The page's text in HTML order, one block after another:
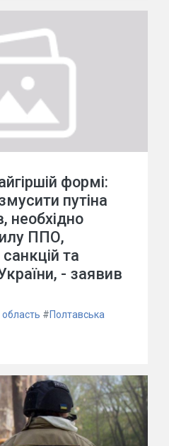
формі:
путіна
необхідно
ППО,
та
- заявив
область #Полтавська